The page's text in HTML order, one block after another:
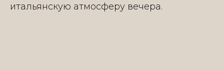
итальянскую атмосферу вечера.